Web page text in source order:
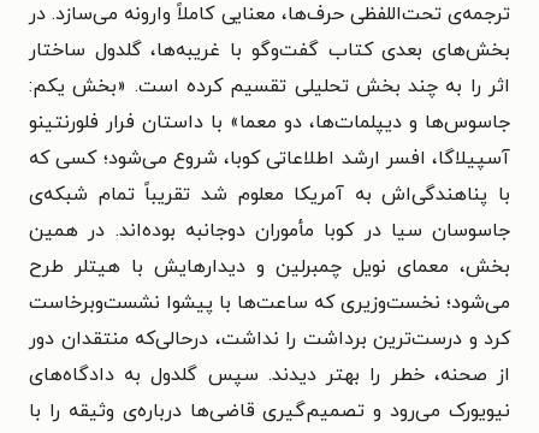
ترجمه‌ی تحت‌اللفظی حرف‌ها، معنایی کاملاً وارونه می‌سازد. در
بخش‌های بعدی کتاب گفت‌وگو با غریبه‌ها، گلدول ساختار
اثر را به چند بخش تحلیلی تقسیم کرده است. «بخش یکم:
جاسوس‌ها و دیپلمات‌ها، دو معما» با داستان فرار فلورنتینو
آسپیلاگا، افسر ارشد اطلاعاتی کوبا، شروع می‌شود؛ کسی که
با پناهندگی‌اش به آمریکا معلوم شد تقریباً تمام شبکه‌ی
جاسوسان سیا در کوبا مأموران دوجانبه بوده‌اند. در همین
بخش، معمای نویل چمبرلین و دیدارهایش با هیتلر طرح
می‌شود؛ نخست‌وزیری که ساعت‌ها با پیشوا نشست‌وبرخاست
کرد و درست‌ترین برداشت را نداشت، درحالی‌که منتقدان دور
از صحنه، خطر را بهتر دیدند. سپس گلدول به دادگاه‌های
نیویورک می‌رود و تصمیم‌گیری قاضی‌ها درباره‌ی وثیقه را با